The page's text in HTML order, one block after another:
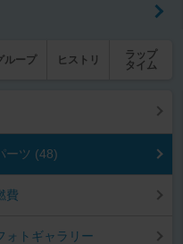
ループ ヒストリ
ラップ
タイム
ーツ (48)
費
ォトギャラリー